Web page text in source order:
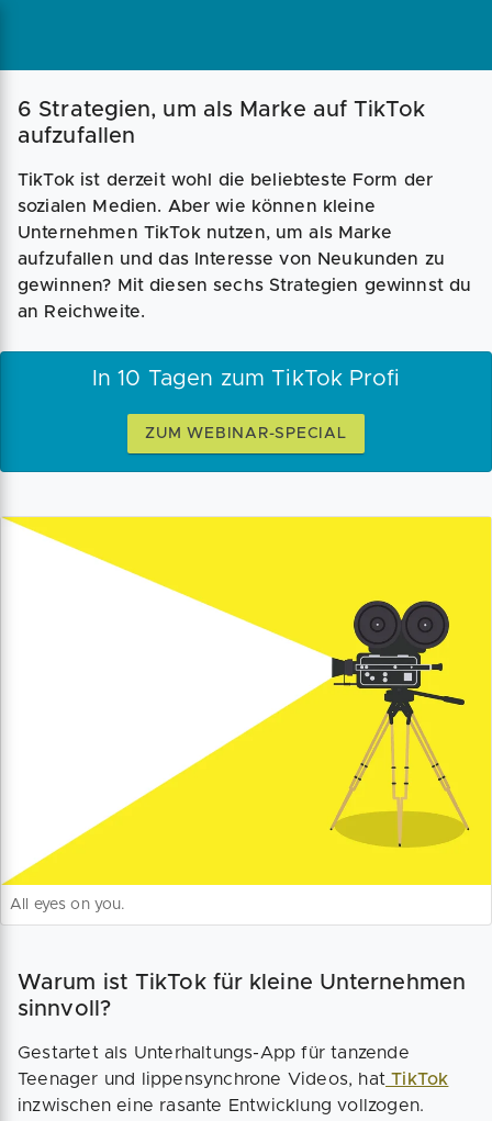
6 Strategien, um als Marke auf TikTok
aufzufallen
TikTok ist derzeit wohl die beliebteste Form der
sozialen Medien. Aber wie können kleine
Unternehmen TikTok nutzen, um als Marke
aufzufallen und das Interesse von Neukunden zu
gewinnen? Mit diesen sechs Strategien gewinnst du
an Reichweite.
In 10 Tagen zum TikTok Profi
ZUM WEBINAR-SPECIAL
All eyes on you.
Warum ist TikTok für kleine Unternehmen
sinnvoll?
Gestartet als Unterhaltungs-App für tanzende
Teenager und lippensynchrone Videos, hat TikTok
inzwischen eine rasante Entwicklung vollzogen.